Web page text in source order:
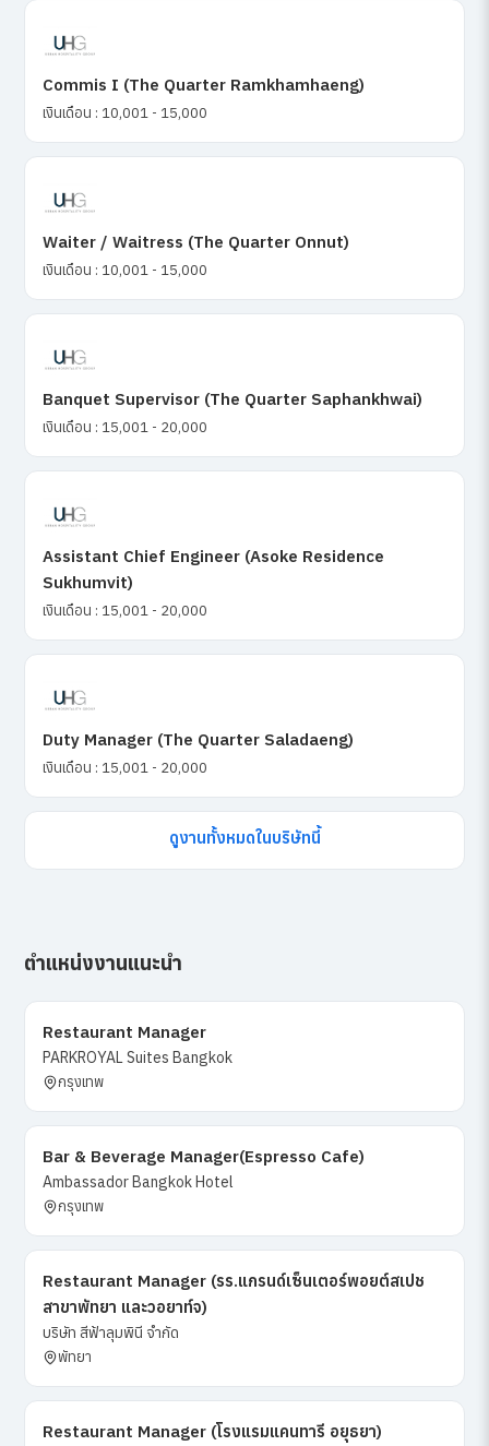
Commis I (The Quarter Ramkhamhaeng)
เงินเดือน : 10,001 - 15,000
Waiter / Waitress (The Quarter Onnut)
เงินเดือน : 10,001 - 15,000
Banquet Supervisor (The Quarter Saphankhwai)
เงินเดือน : 15,001 - 20,000
Assistant Chief Engineer (Asoke Residence
Sukhumvit)
เงินเดือน : 15,001 - 20,000
Duty Manager (The Quarter Saladaeng)
เงินเดือน : 15,001 - 20,000
ดูงานทั้งหมดในบริษัทนี้
ตำแหน่งงานแนะนำ
Restaurant Manager
PARKROYAL Suites Bangkok
กรุงเทพ
Bar & Beverage Manager(Espresso Cafe)
Ambassador Bangkok Hotel
กรุงเทพ
Restaurant Manager (รร.แกรนด์เซ็นเตอร์พอยต์สเปช
สาขาพัทยา และวอยาท์จ)
บริษัท สีฟ้าลุมพินี จำกัด
พัทยา
Restaurant Manager (โรงแรมแคนทารี อยุธยา)